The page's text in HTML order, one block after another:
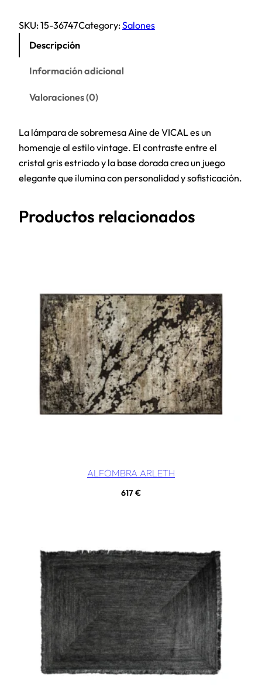
SKU:15-36747Category:Salones
Descripción
Información adicional
Valoraciones (0)
La lámpara de sobremesa Aine de VICAL es un
homenaje al estilo vintage. El contraste entre el
cristal gris estriado y la base dorada crea un juego
elegante que ilumina con personalidad y sofisticación.
Productos relacionados
ALFOMBRA ARLETH
617€